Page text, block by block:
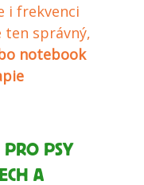
i frekvenci
ten správný,
notebook
PSY
A